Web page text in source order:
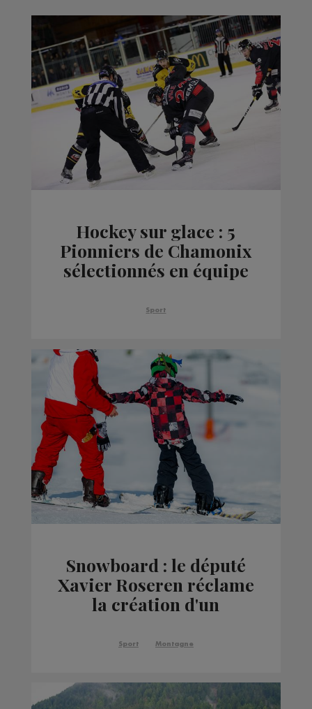
Hockey sur glace : 5
Pionniers de Chamonix
sélectionnés en équipe
Sport
Snowboard : le député
Xavier Roseren réclame
la création d'un
spécifique
Sport Montagne